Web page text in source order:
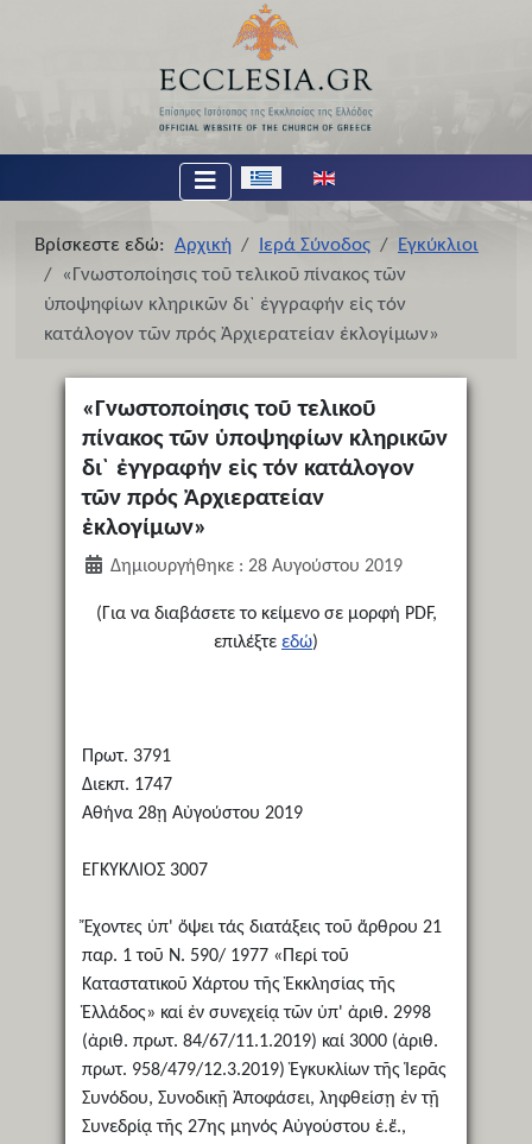
Επιλέξτε τη γλώσσα σας
Βρίσκεστε εδώ: Αρχική Ιερά Σύνοδος
Εγκύκλιοι
«Γνωστοποίησις τοῦ τελικοῦ πίνακος τῶν
ὑποψηφίων κληρικῶν δι` ἐγγραφήν εἰς τόν
κατάλογον τῶν πρός Ἀρχιερατείαν ἐκλογίμων»
«Γνωστοποίησις τοῦ τελικοῦ
πίνακος τῶν ὑποψηφίων κληρικῶν
δι` ἐγγραφήν εἰς τόν κατάλογον
τῶν πρός Ἀρχιερατείαν
ἐκλογίμων»
Δημιουργήθηκε : 28 Αυγούστου 2019
(Για να διαβάσετε το κείμενο σε μορφή PDF,
επιλέξτε εδώ)
Πρωτ. 3791
Διεκπ. 1747
Αθήνα 28ῃ Αὐγούστου 2019
ΕΓΚΥΚΛΙΟΣ 3007
Ἔχοντες ὑπ' ὄψει τάς διατάξεις τοῦ ἄρθρου 21
παρ. 1 τοῦ Ν. 590/ 1977 «Περί τοῦ
Καταστατικοῦ Χάρτου τῆς Ἐκκλησίας τῆς
Ἑλλάδος» καί ἐν συνεχείᾳ τῶν ὑπ' ἀριθ. 2998
(ἀριθ. πρωτ. 84/67/11.1.2019) καί 3000 (ἀριθ.
πρωτ. 958/479/12.3.2019) Ἐγκυκλίων τῆς Ἱερᾶς
Συνόδου, Συνοδικῇ Ἀποφάσει, ληφθείσῃ ἐν τῇ
Συνεδρίᾳ τῆς 27ης μηνός Αὐγούστου ἐ.ἔ.,